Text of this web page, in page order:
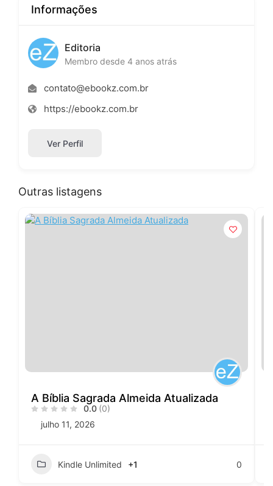
Informações
Editoria
Membro desde 4 anos atrás
contato@ebookz.com.br
https://ebookz.com.br
Ver Perfil
Outras listagens
A Bíblia Sagrada Almeida Atualizada
0.0 (0)
julho 11, 2026
Kindle Unlimited +1 0